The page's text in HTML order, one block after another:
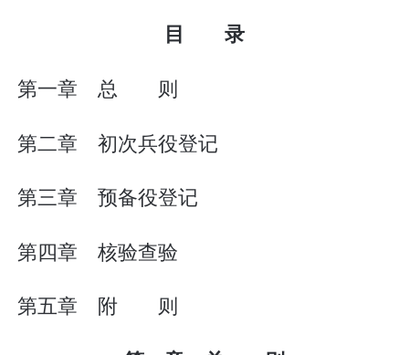
目 录
第一章 总 则
第二章 初次兵役登记
第三章 预备役登记
第四章 核验查验
第五章 附 则